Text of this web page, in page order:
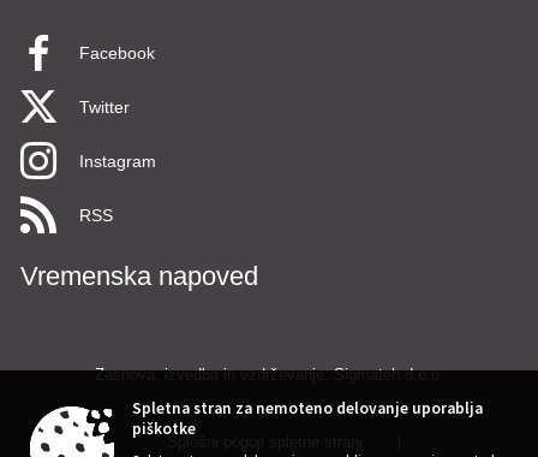
Facebook
Twitter
Instagram
RSS
Vremenska napoved
Zasnova, izvedba in vzdrževanje: Sigmateh d.o.o.
Spletna stran za nemoteno delovanje uporablja
piškotke